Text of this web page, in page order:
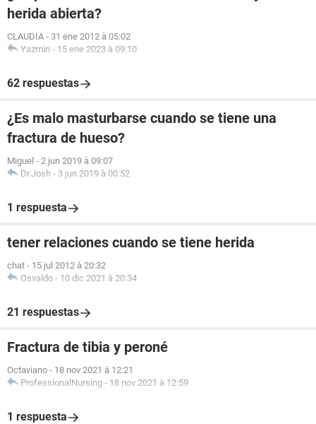
herida abierta?
CLAUDIA - 31 ene 2012 à 05:02
Yazmin - 15 ene 2023 à 09:10
62 respuestas
¿Es malo masturbarse cuando se tiene una
fractura de hueso?
Miguel - 2 jun 2019 à 09:07
Dr.Josh - 3 jun 2019 à 00:52
1 respuesta
tener relaciones cuando se tiene herida
chat - 15 jul 2012 à 20:32
Osvaldo - 10 dic 2021 à 20:34
21 respuestas
Fractura de tibia y peroné
Octaviano - 18 nov 2021 à 12:21
ProfessionalNursing - 18 nov 2021 à 12:59
1 respuesta